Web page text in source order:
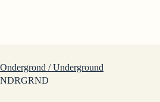
Ondergrond / Underground
NDRGRND